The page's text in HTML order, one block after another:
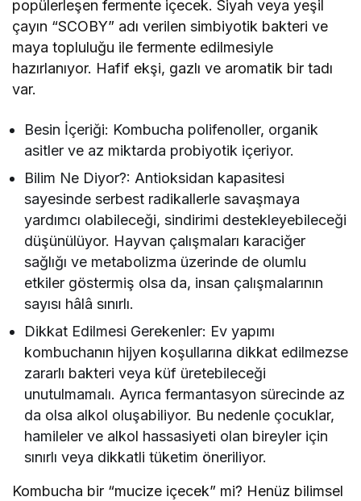
popülerleşen fermente içecek. Siyah veya yeşil
çayın “SCOBY” adı verilen simbiyotik bakteri ve
maya topluluğu ile fermente edilmesiyle
hazırlanıyor. Hafif ekşi, gazlı ve aromatik bir tadı
var.
Besin İçeriği: Kombucha polifenoller, organik
asitler ve az miktarda probiyotik içeriyor.
Bilim Ne Diyor?: Antioksidan kapasitesi
sayesinde serbest radikallerle savaşmaya
yardımcı olabileceği, sindirimi destekleyebileceği
düşünülüyor. Hayvan çalışmaları karaciğer
sağlığı ve metabolizma üzerinde de olumlu
etkiler göstermiş olsa da, insan çalışmalarının
sayısı hâlâ sınırlı.
Dikkat Edilmesi Gerekenler: Ev yapımı
kombuchanın hijyen koşullarına dikkat edilmezse
zararlı bakteri veya küf üretebileceği
unutulmamalı. Ayrıca fermantasyon sürecinde az
da olsa alkol oluşabiliyor. Bu nedenle çocuklar,
hamileler ve alkol hassasiyeti olan bireyler için
sınırlı veya dikkatli tüketim öneriliyor.
Kombucha bir “mucize içecek” mi? Henüz bilimsel